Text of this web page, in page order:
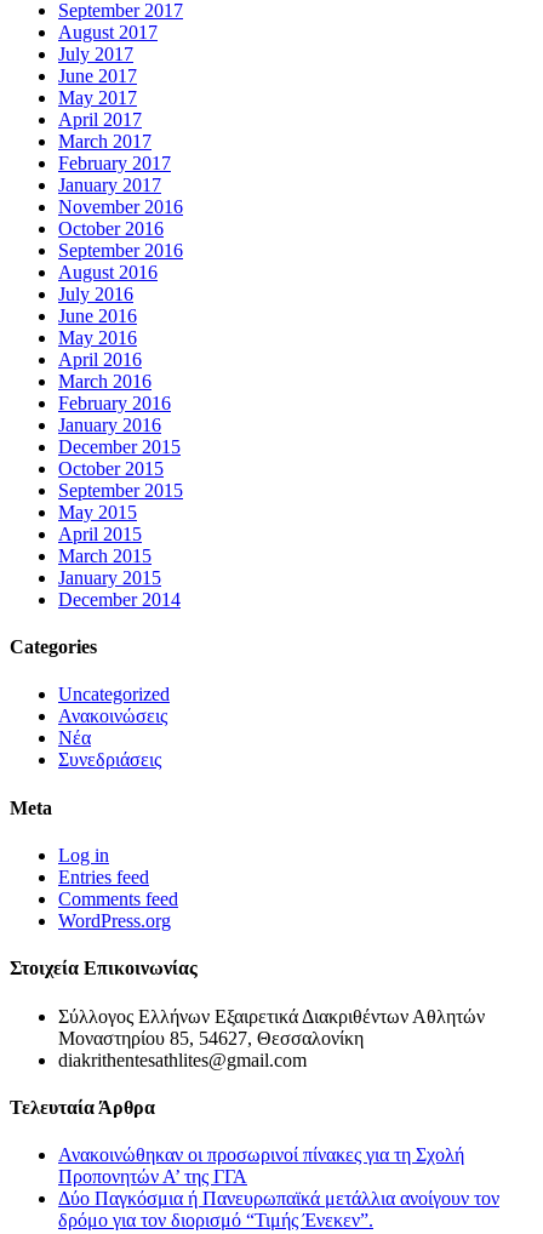
September 2017
August 2017
July 2017
June 2017
May 2017
April 2017
March 2017
February 2017
January 2017
November 2016
October 2016
September 2016
August 2016
July 2016
June 2016
May 2016
April 2016
March 2016
February 2016
January 2016
December 2015
October 2015
September 2015
May 2015
April 2015
March 2015
January 2015
December 2014
Categories
Uncategorized
Ανακοινώσεις
Νέα
Συνεδριάσεις
Meta
Log in
Entries feed
Comments feed
WordPress.org
Στοιχεία Επικοινωνίας
Σύλλογος Ελλήνων Εξαιρετικά Διακριθέντων Αθλητών
Μοναστηρίου 85, 54627, Θεσσαλονίκη
diakrithentesathlites@gmail.com
Τελευταία Άρθρα
Ανακοινώθηκαν οι προσωρινοί πίνακες για τη Σχολή
Προπονητών Α’ της ΓΓΑ
Δύο Παγκόσμια ή Πανευρωπαϊκά μετάλλια ανοίγουν τον
δρόμο για τον διορισμό “Τιμής Ένεκεν”.